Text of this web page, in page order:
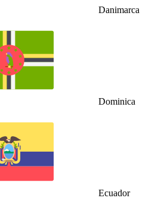
Danimarca
Dominica
Ecuador